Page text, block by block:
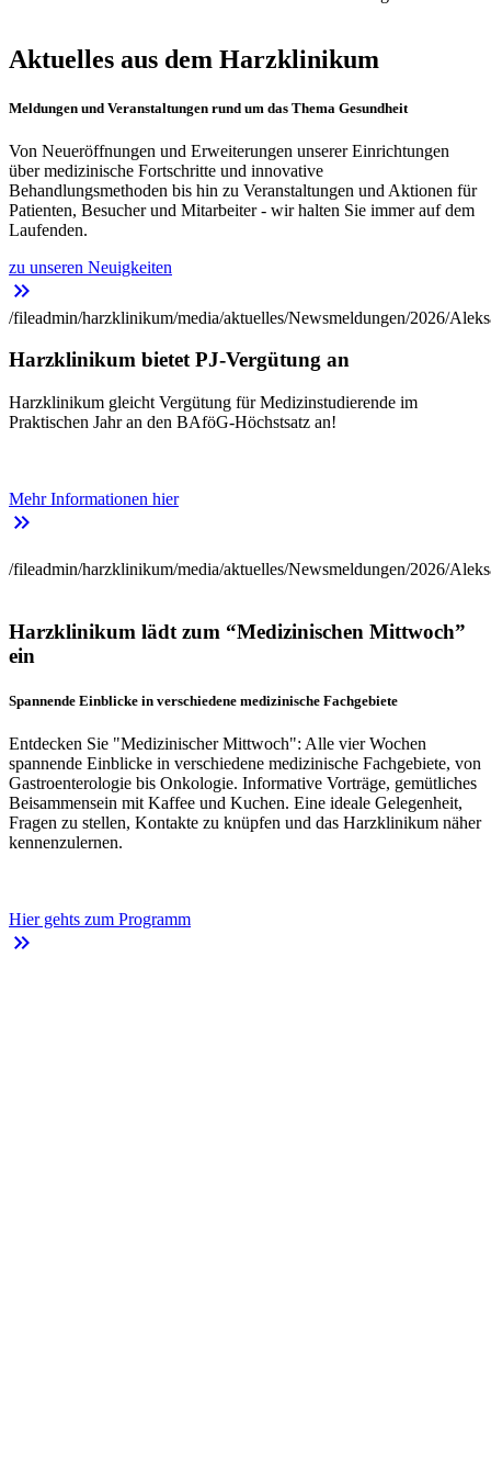
Aktuelles aus dem Harzklinikum
Meldungen und Veranstaltungen rund um das Thema Gesundheit
Von Neueröffnungen und Erweiterungen unserer Einrichtungen
über medizinische Fortschritte und innovative
Behandlungsmethoden bis hin zu Veranstaltungen und Aktionen für
Patienten, Besucher und Mitarbeiter - wir halten Sie immer auf dem
Laufenden.
zu unseren Neuigkeiten
keyboard_double_arrow_right
/fileadmin/harzklinikum/media/aktuelles/Newsmeldungen/2026/
Harzklinikum bietet PJ-Vergütung an
Harzklinikum gleicht Vergütung für Medizinstudierende im
Praktischen Jahr an den BAföG-Höchstsatz an!
Mehr Informationen hier
keyboard_double_arrow_right
/fileadmin/harzklinikum/media/aktuelles/Newsmeldungen/2026/
Harzklinikum lädt zum “Medizinischen Mittwoch”
ein
Spannende Einblicke in verschiedene medizinische Fachgebiete
Entdecken Sie "Medizinischer Mittwoch": Alle vier Wochen
spannende Einblicke in verschiedene medizinische Fachgebiete, von
Gastroenterologie bis Onkologie. Informative Vorträge, gemütliches
Beisammensein mit Kaffee und Kuchen. Eine ideale Gelegenheit,
Fragen zu stellen, Kontakte zu knüpfen und das Harzklinikum näher
kennenzulernen.
Hier gehts zum Programm
keyboard_double_arrow_right